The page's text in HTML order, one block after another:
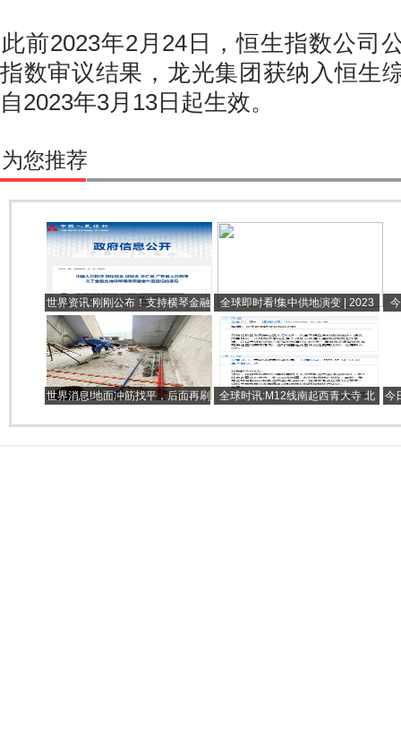
此前2023年2月24日，恒生指数公司
指数审议结果，龙光集团获纳入恒生
自2023年3月13日起生效。
为您推荐
世界资讯:刚刚公布！支持横琴金融
业高度开放！
全球即时看!集中供地演变 | 2023
年1-2月房地产企业新增土地储备
报告
世界消息!地面冲筋找平，后面再刷
全球时讯:M12线南起西青大寺 北
今